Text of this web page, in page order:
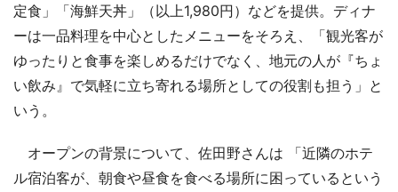
定食」「海鮮天丼」（以上1,980円）などを提供。ディナ
ーは一品料理を中心としたメニューをそろえ、「観光客が
ゆったりと食事を楽しめるだけでなく、地元の人が『ちょ
い飲み』で気軽に立ち寄れる場所としての役割も担う」と
いう。
オープンの背景について、佐田野さんは 「近隣のホテ
ル宿泊客が、朝食や昼食を食べる場所に困っているという